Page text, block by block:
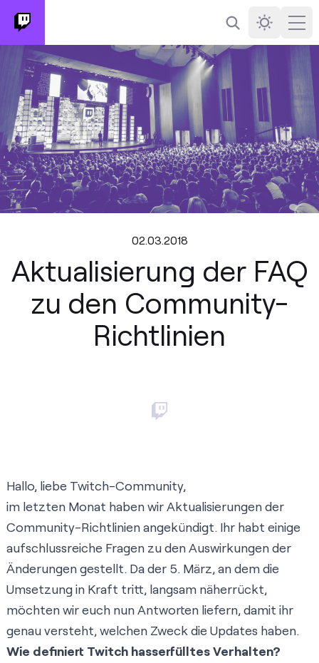
SuchenDarkmode
02.03.2018
Aktualisierung der FAQ
zu den Community-
Richtlinien
Hallo, liebe Twitch-Community,
im letzten Monat haben wir Aktualisierungen der
Community-Richtlinienangekündigt. Ihr habt einige
aufschlussreiche Fragen zu den Auswirkungen der
Änderungen gestellt. Da der 5. März, an dem die
Umsetzung in Kraft tritt, langsam näherrückt,
möchten wir euch nun Antworten liefern, damit ihr
genau versteht, welchen Zweck die Updates haben.
Wie definiert Twitch hasserfülltes Verhalten?